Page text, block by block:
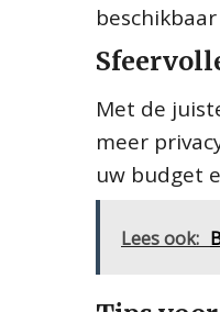
Met de
meer
uw budget
Lees ook: